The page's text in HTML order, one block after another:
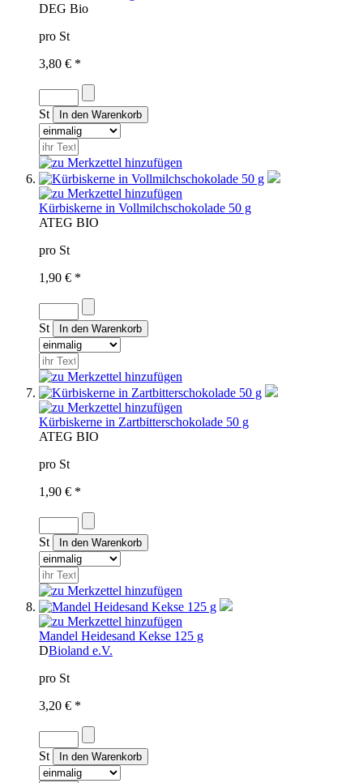
DEG Bio
pro St
3,80 € *
St
Kürbiskerne in Vollmilchschokolade 50 g
ATEG BIO
pro St
1,90 € *
St
Kürbiskerne in Zartbitterschokolade 50 g
ATEG BIO
pro St
1,90 € *
St
Mandel Heidesand Kekse 125 g
DBioland e.V.
pro St
3,20 € *
St